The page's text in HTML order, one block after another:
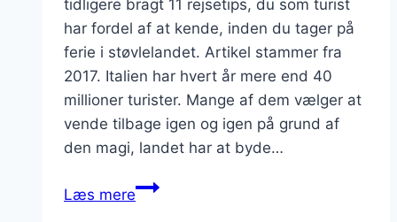
tidligere bragt 11 rejsetips, du som turist
har fordel af at kende, inden du tager på
ferie i støvlelandet. Artikel stammer fra
2017. Italien har hvert år mere end 40
millioner turister. Mange af dem vælger at
vende tilbage igen og igen på grund af
den magi, landet har at byde…
Læs mere11